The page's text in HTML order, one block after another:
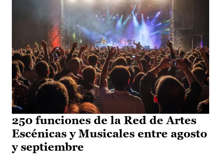
250 funciones de la Red de Artes
Escénicas y Musicales entre agosto
y septiembre